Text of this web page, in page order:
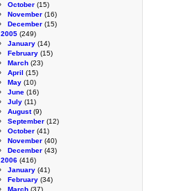
October (15)
November (16)
December (15)
2005 (249)
January (14)
February (15)
March (23)
April (15)
May (10)
June (16)
July (11)
August(9)
September (12)
October (41)
November (40)
December (43)
2006 (416)
January (41)
February (34)
March (37)